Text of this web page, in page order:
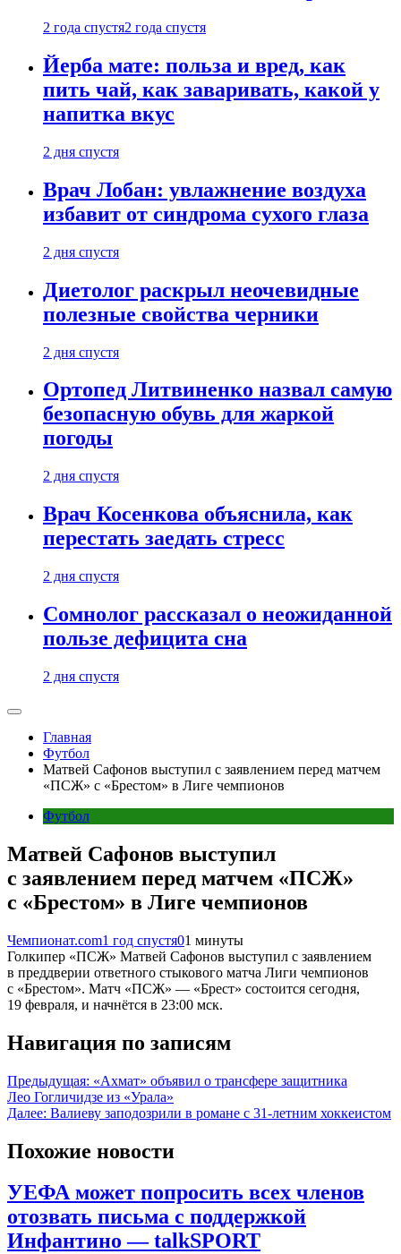
2 года спустя2 года спустя
Йерба мате: польза и вред, как
пить чай, как заваривать, какой у
напитка вкус
2 дня спустя
Врач Лобан: увлажнение воздуха
избавит от синдрома сухого глаза
2 дня спустя
Диетолог раскрыл неочевидные
полезные свойства черники
2 дня спустя
Ортопед Литвиненко назвал самую
безопасную обувь для жаркой
погоды
2 дня спустя
Врач Косенкова объяснила, как
перестать заедать стресс
2 дня спустя
Сомнолог рассказал о неожиданной
пользе дефицита сна
2 дня спустя
Главная
Футбол
Матвей Сафонов выступил с заявлением перед матчем
«ПСЖ» с «Брестом» в Лиге чемпионов
Футбол
Матвей Сафонов выступил
с заявлением перед матчем «ПСЖ»
с «Брестом» в Лиге чемпионов
Чемпионат.com1 год спустя01 минуты
Голкипер «ПСЖ» Матвей Сафонов выступил с заявлением
в преддверии ответного стыкового матча Лиги чемпионов
с «Брестом». Матч «ПСЖ» — «Брест» состоится сегодня,
19 февраля, и начнётся в 23:00 мск.
Навигация по записям
Предыдущая: «Ахмат» объявил о трансфере защитника
Лео Гогличидзе из «Урала»
Далее: Валиеву заподозрили в романе с 31-летним хоккеистом
Похожие новости
УЕФА может попросить всех членов
отозвать письма с поддержкой
Инфантино — talkSPORT